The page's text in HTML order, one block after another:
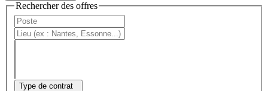
Rechercher des offres
Type de contrat